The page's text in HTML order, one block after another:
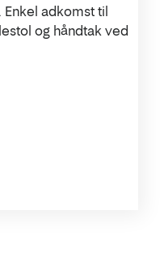
adkomst til
og håndtak ved